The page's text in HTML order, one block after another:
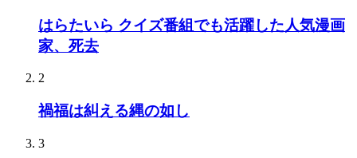
はらたいら クイズ番組でも活躍した人気漫画
家、死去
2
禍福は糾える縄の如し
3